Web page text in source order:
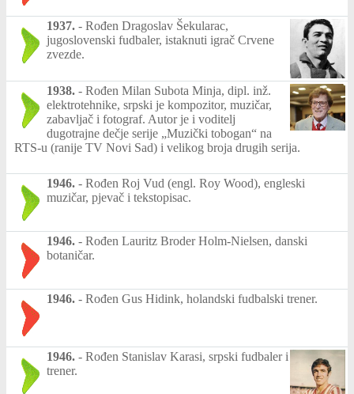
1937. - Rođen Dragoslav Šekularac,
jugoslovenski fudbaler, istaknuti igrač Crvene
zvezde.
1938. - Rođen Milan Subota Minja, dipl. inž.
elektrotehnike, srpski je kompozitor, muzičar,
zabavljač i fotograf. Autor je i voditelj
dugotrajne dečje serije „Muzički tobogan“ na
RTS-u (ranije TV Novi Sad) i velikog broja drugih serija.
1946. - Rođen Roj Vud (engl. Roy Wood), engleski
muzičar, pjevač i tekstopisac.
1946. - Rođen Lauritz Broder Holm-Nielsen, danski
botaničar.
1946. - Rođen Gus Hidink, holandski fudbalski trener.
1946. - Rođen Stanislav Karasi, srpski fudbaler i
trener.